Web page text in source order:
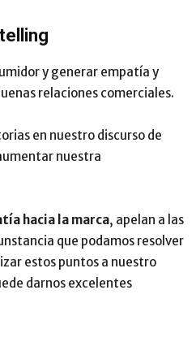
y generar empatía y
relaciones comerciales.
en nuestro discurso de
nuestra
hacia la marca, apelan a las
que podamos resolver
estos puntos a nuestro
darnos excelentes